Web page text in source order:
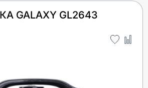
GALAXY GL2643